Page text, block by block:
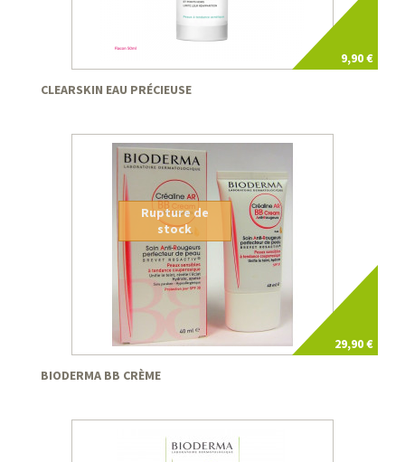
9,90 €
CLEARSKIN EAU PRÉCIEUSE
29,90 €
Rupture de
stock
BIODERMA BB CRÈME